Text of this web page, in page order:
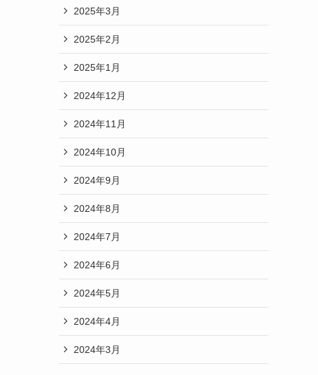
2025年3月
2025年2月
2025年1月
2024年12月
2024年11月
2024年10月
2024年9月
2024年8月
2024年7月
2024年6月
2024年5月
2024年4月
2024年3月